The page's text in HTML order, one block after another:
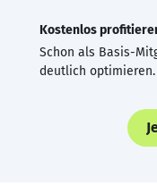
Kostenlos
Schon als Basis-
deutlich optimieren.